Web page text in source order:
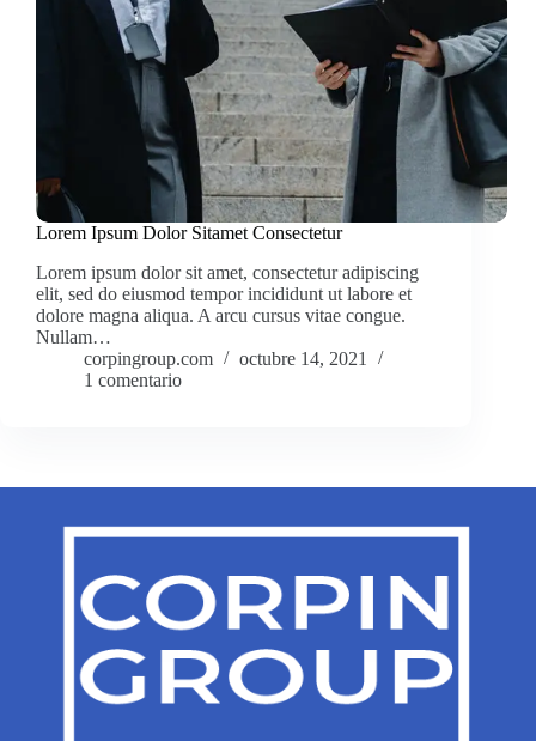
Lorem Ipsum Dolor Sitamet Consectetur
Lorem ipsum dolor sit amet, consectetur adipiscing
elit, sed do eiusmod tempor incididunt ut labore et
dolore magna aliqua. A arcu cursus vitae congue.
Nullam…
corpingroup.com
octubre 14, 2021
1 comentario